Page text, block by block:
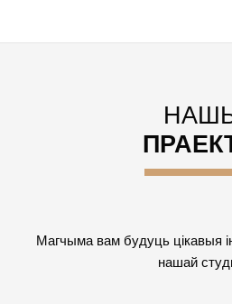
Магчыма вам будуць цікавыя
нашай